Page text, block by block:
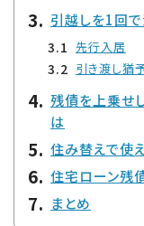
引越しを1回
先行入居
引き渡し猶
残債を上乗せ
は
住み替えで使
住宅ローン残
まとめ